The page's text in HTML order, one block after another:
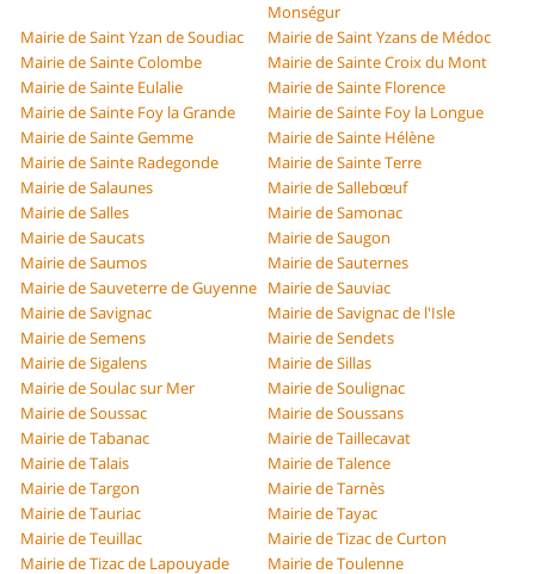
Monségur
Mairie de Saint Yzan de Soudiac
Mairie de Saint Yzans de Médoc
Mairie de Sainte Colombe
Mairie de Sainte Croix du Mont
Mairie de Sainte Eulalie
Mairie de Sainte Florence
Mairie de Sainte Foy la Grande
Mairie de Sainte Foy la Longue
Mairie de Sainte Gemme
Mairie de Sainte Hélène
Mairie de Sainte Radegonde
Mairie de Sainte Terre
Mairie de Salaunes
Mairie de Sallebœuf
Mairie de Salles
Mairie de Samonac
Mairie de Saucats
Mairie de Saugon
Mairie de Saumos
Mairie de Sauternes
Mairie de Sauveterre de Guyenne Mairie de Sauviac
Mairie de Savignac
Mairie de Savignac de l'Isle
Mairie de Semens
Mairie de Sendets
Mairie de Sigalens
Mairie de Sillas
Mairie de Soulac sur Mer
Mairie de Soulignac
Mairie de Soussac
Mairie de Soussans
Mairie de Tabanac
Mairie de Taillecavat
Mairie de Talais
Mairie de Talence
Mairie de Targon
Mairie de Tarnès
Mairie de Tauriac
Mairie de Tayac
Mairie de Teuillac
Mairie de Tizac de Curton
Mairie de Tizac de Lapouyade
Mairie de Toulenne